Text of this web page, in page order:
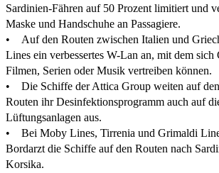
Sardinien-Fähren auf 50 Prozent limitiert und
Maske und Handschuhe an Passagiere.
• Auf den Routen zwischen Italien und
Lines ein verbessertes W-Lan an, mit dem sich
Filmen, Serien oder Musik vertreiben können.
• Die Schiffe der Attica Group weiten auf
Routen ihr Desinfektionsprogramm auch auf
Lüftungsanlagen aus.
• Bei Moby Lines, Tirrenia und Grimaldi
Bordarzt die Schiffe auf den Routen nach
Korsika.